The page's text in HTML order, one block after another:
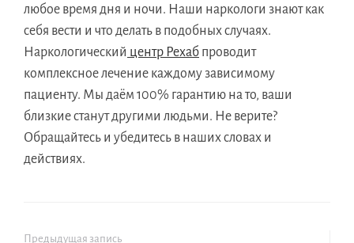
любое время дня и ночи. Наши наркологи знают как
себя вести и что делать в подобных случаях.
Наркологический центр Рехаб проводит
комплексное лечение каждому зависимому
пациенту. Мы даём 100% гарантию на то, ваши
близкие станут другими людьми. Не верите?
Обращайтесь и убедитесь в наших словах и
действиях.
Предыдущая запись